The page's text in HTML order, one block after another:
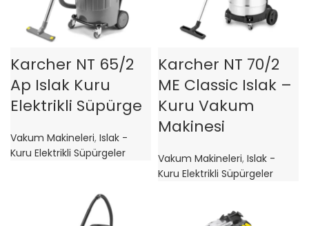
Karcher NT 65/2
Ap Islak Kuru
Elektrikli Süpürge
Vakum Makineleri, Islak -
Kuru Elektrikli Süpürgeler
Karcher NT 70/2
ME Classic Islak –
Kuru Vakum
Makinesi
Vakum Makineleri, Islak -
Kuru Elektrikli Süpürgeler